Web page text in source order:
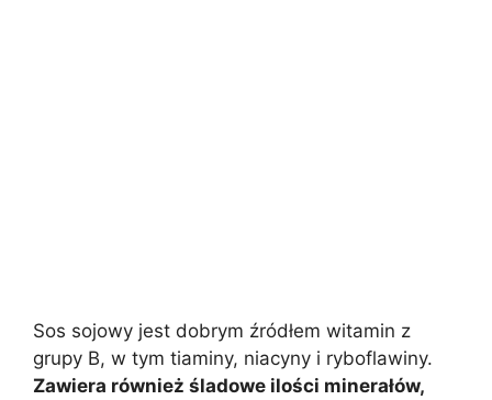
Sos sojowy jest dobrym źródłem witamin z
grupy B, w tym tiaminy, niacyny i ryboflawiny.
Zawiera również śladowe ilości minerałów,